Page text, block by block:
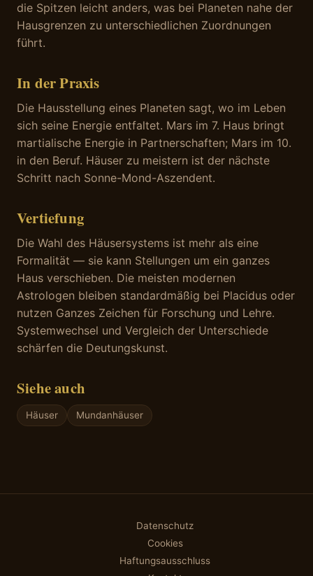
die Spitzen leicht anders, was bei Planeten nahe der
Hausgrenzen zu unterschiedlichen Zuordnungen
führt.
In der Praxis
Die Hausstellung eines Planeten sagt, wo im Leben
sich seine Energie entfaltet. Mars im 7. Haus bringt
martialische Energie in Partnerschaften; Mars im 10.
in den Beruf. Häuser zu meistern ist der nächste
Schritt nach Sonne-Mond-Aszendent.
Vertiefung
Die Wahl des Häusersystems ist mehr als eine
Formalität — sie kann Stellungen um ein ganzes
Haus verschieben. Die meisten modernen
Astrologen bleiben standardmäßig bei Placidus oder
nutzen Ganzes Zeichen für Forschung und Lehre.
Systemwechsel und Vergleich der Unterschiede
schärfen die Deutungskunst.
Siehe auch
Häuser Mundanhäuser
Datenschutz
Cookies
Haftungsausschluss